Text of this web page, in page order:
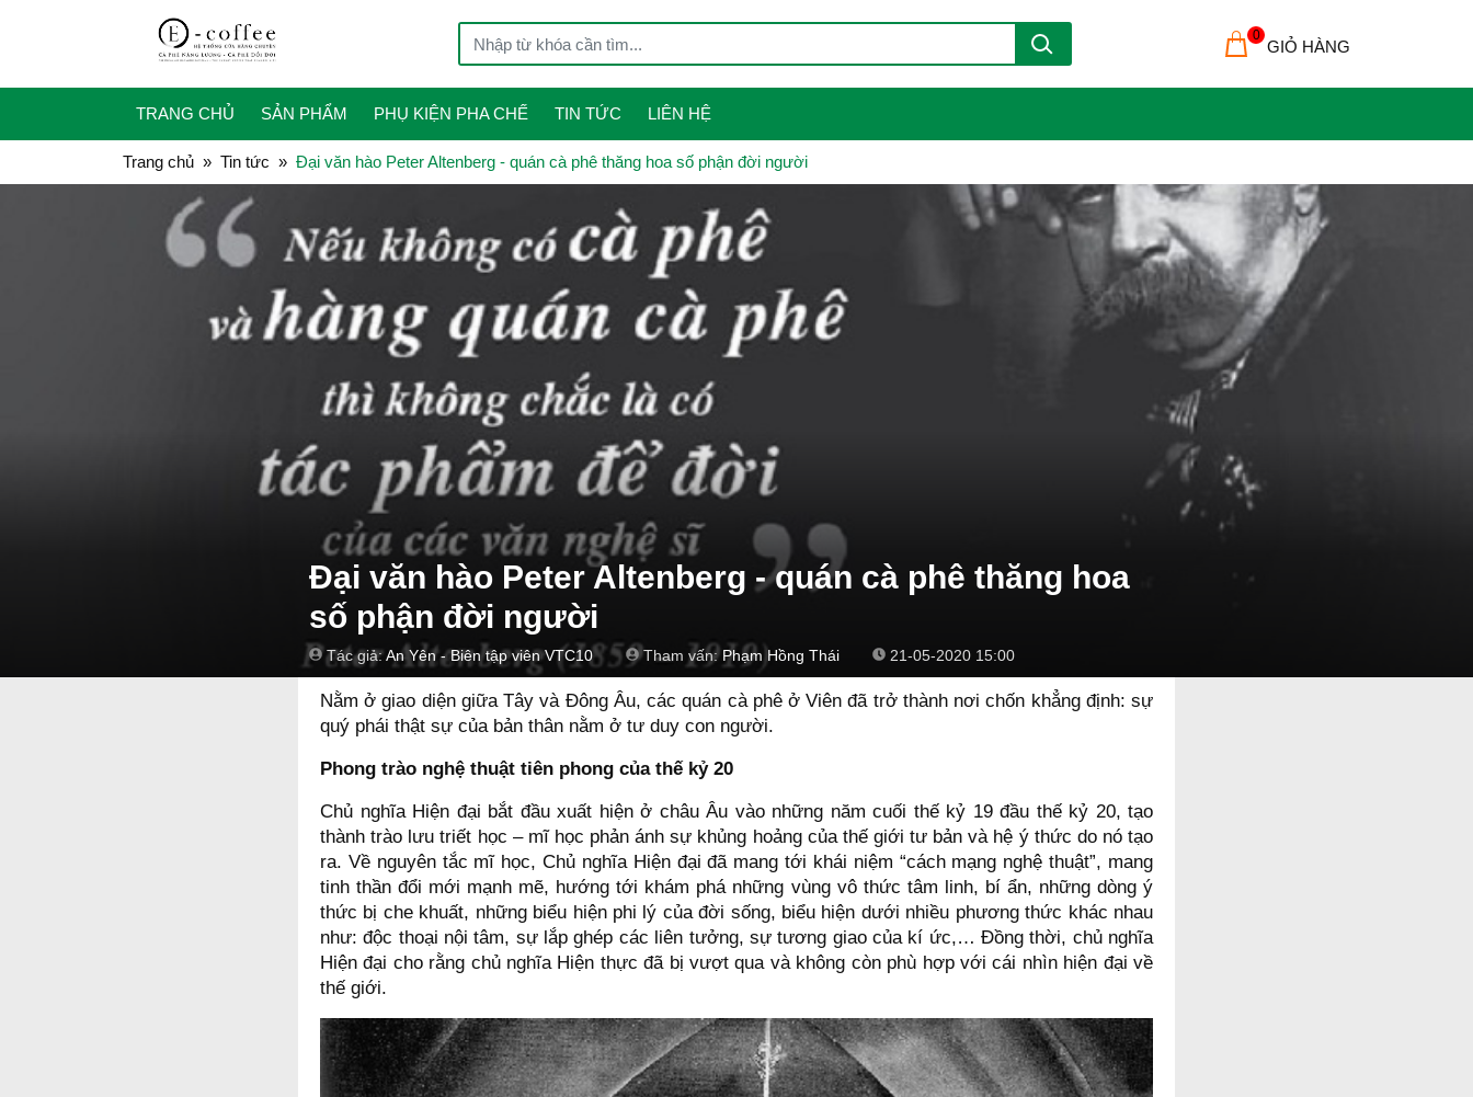
0
GIỎ HÀNG
TRANG CHỦ SẢN PHẨM PHỤ KIỆN PHA CHẾ TIN TỨC LIÊN HỆ
Trang chủ Tin tức Đại văn hào Peter Altenberg - quán cà phê thăng hoa số phận đời người
Đại văn hào Peter Altenberg - quán cà phê thăng hoa
số phận đời người
Tác giả:An Yên - Biên tập viên VTC10 Tham vấn:Phạm Hồng Thái 21-05-2020 15:00
Nằm ở giao diện giữa Tây và Đông Âu, các quán cà phê ở Viên đã trở thành nơi chốn khẳng định: sự
quý phái thật sự của bản thân nằm ở tư duy con người.
Phong trào nghệ thuật tiên phong của thế kỷ 20
Chủ nghĩa Hiện đại bắt đầu xuất hiện ở châu Âu vào những năm cuối thế kỷ 19 đầu thế kỷ 20, tạo
thành trào lưu triết học – mĩ học phản ánh sự khủng hoảng của thế giới tư bản và hệ ý thức do nó tạo
ra. Về nguyên tắc mĩ học, Chủ nghĩa Hiện đại đã mang tới khái niệm “cách mạng nghệ thuật”, mang
tinh thần đổi mới mạnh mẽ, hướng tới khám phá những vùng vô thức tâm linh, bí ẩn, những dòng ý
thức bị che khuất, những biểu hiện phi lý của đời sống, biểu hiện dưới nhiều phương thức khác nhau
như: độc thoại nội tâm, sự lắp ghép các liên tưởng, sự tương giao của kí ức,… Đồng thời, chủ nghĩa
Hiện đại cho rằng chủ nghĩa Hiện thực đã bị vượt qua và không còn phù hợp với cái nhìn hiện đại về
thế giới.